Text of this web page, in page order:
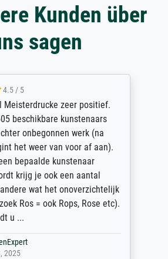
Kunden über
sagen
4.5 / 5
Meisterdrucke zeer positief.
beschikbare kunstenaars
onbegonnen werk (na
het weer van voor af aan).
bepaalde kunstenaar
krijg je ook een aantal
wat het onoverzichtelijk
Ros = ook Rops, Rose etc).
u ...
2025